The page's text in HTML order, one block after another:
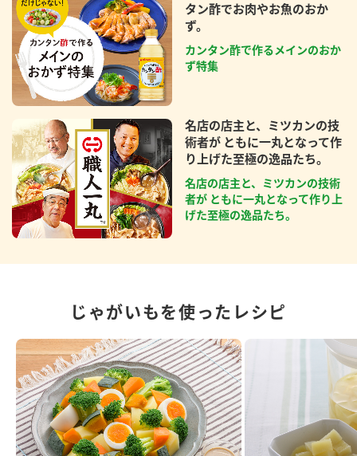
タン酢でお肉やお魚のおか
ず。
カンタン酢で作るメインのおか
ず特集
名店の店主と、ミツカンの技
術者が ともに一丸となって作
り上げた至極の逸品たち。
名店の店主と、ミツカンの技術
者が ともに一丸となって作り上
げた至極の逸品たち。
じゃがいもを使ったレシピ